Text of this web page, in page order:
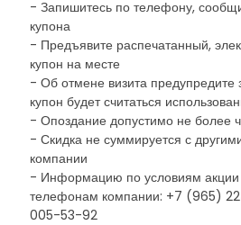
- Запишитесь по телефону,
купона
- Предъявите распечатанный,
купон на месте
- Об отмене визита предупредите
купон будет считаться
- Опоздание допустимо не более
- Скидка не суммируется с
компании
- Информацию по условиям акции
телефонам компании: +7 (965)
005-53-92